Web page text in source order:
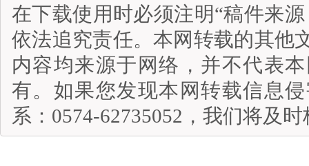
在下载使用时必须注明“稿件来
依法追究责任。本网转载的其他
内容均来源于网络，并不代表
有。如果您发现本网转载信息
系：0574-62735052，我们将及